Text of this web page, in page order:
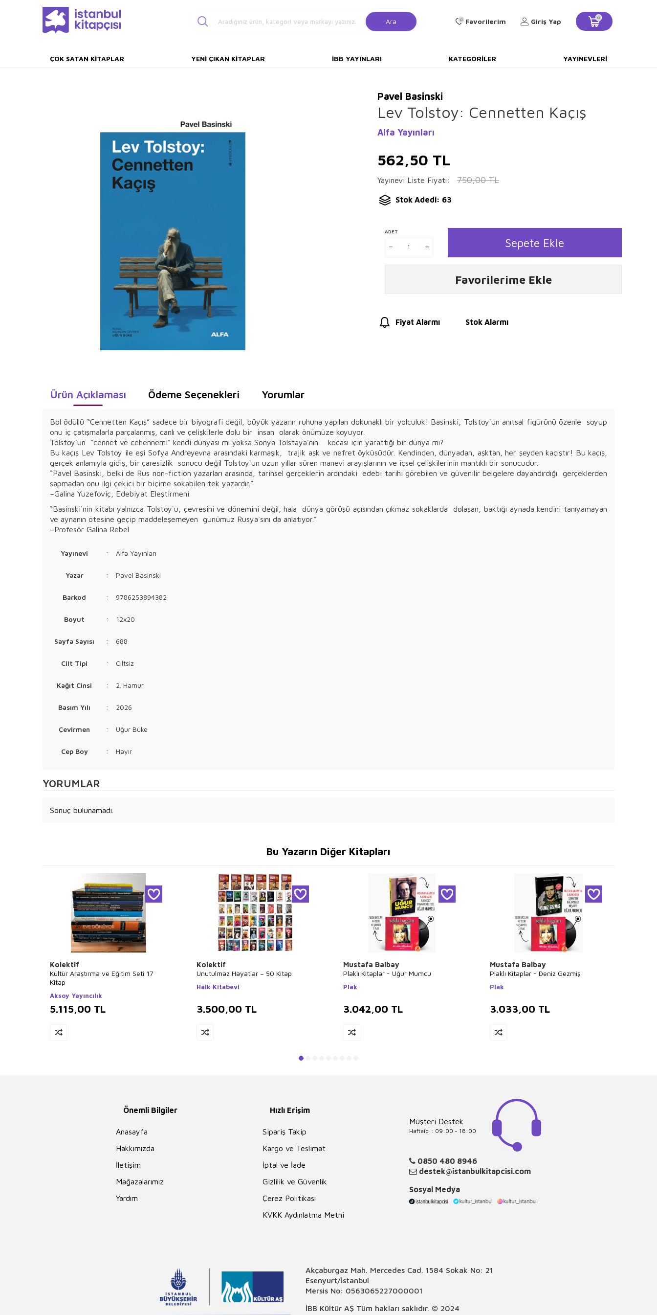
Ara 0 Favorilerim Giriş Yap 0
ÇOK SATAN KITAPLAR YENI ÇIKAN KITAPLAR İBB YAYINLARI KATEGORILER YAYINEVLERI
Pavel Basinski
Lev Tolstoy: Cennetten Kaçış
Alfa Yayınları
562,50 TL
Yayınevi Liste Fiyatı: 750,00TL
Stok Adedi: 63
ADET
Sepete Ekle
Favorilerime Ekle
Fiyat Alarmı Stok Alarmı
Ürün Açıklaması Ödeme Seçenekleri Yorumlar
Bol ödüllü “Cennetten Kaçış” sadece bir biyografi değil, büyük yazarın ruhuna yapılan dokunaklı bir yolculuk! Basinski, Tolstoy`un anıtsal figürünü özenle soyup
onu iç çatışmalarla parçalanmış, canlı ve çelişkilerle dolu bir insan olarak önümüze koyuyor.
Tolstoy`un “cennet ve cehennemi” kendi dünyası mı yoksa Sonya Tolstaya`nın kocası için yarattığı bir dünya mı?
Bu kaçış Lev Tolstoy ile eşi Sofya Andreyevna arasındaki karmaşık, trajik aşk ve nefret öyküsüdür. Kendinden, dünyadan, aşktan, her şeyden kaçıştır! Bu kaçış,
gerçek anlamıyla gidiş, bir çaresizlik sonucu değil Tolstoy`un uzun yıllar süren manevi arayışlarının ve içsel çelişkilerinin mantıklı bir sonucudur.
“Pavel Basinski, belki de Rus non-fiction yazarları arasında, tarihsel gerçeklerin ardındaki edebi tarihi görebilen ve güvenilir belgelere dayandırdığı gerçeklerden
sapmadan onu ilgi çekici bir biçime sokabilen tek yazardır.”
–Galina Yuzefoviç, Edebiyat Eleştirmeni
“Basinski`nin kitabı yalnızca Tolstoy`u, çevresini ve dönemini değil, hala dünya görüşü açısından çıkmaz sokaklarda dolaşan, baktığı aynada kendini tanıyamayan
ve aynanın ötesine geçip maddeleşemeyen günümüz Rusya`sını da anlatıyor.”
–Profesör Galina Rebel
Yayınevi : Alfa Yayınları
Yazar : Pavel Basinski
Barkod : 9786253894382
Boyut : 12x20
Sayfa Sayısı : 688
Cilt Tipi : Ciltsiz
Kağıt Cinsi : 2. Hamur
Basım Yılı : 2026
Çevirmen : Uğur Büke
Cep Boy : Hayır
YORUMLAR
Sonuç bulunamadı.
Bu Yazarın Diğer Kitapları
Kolektif
Kültür Araştırma ve Eğitim Seti 17
Kitap
Aksoy Yayıncılık
5.115,00 TL
Kolektif
Unutulmaz Hayatlar – 50 Kitap
Halk Kitabevi
3.500,00 TL
Mustafa Balbay
Plaklı Kitaplar - Uğur Mumcu
Plak
3.042,00 TL
Mustafa Balbay
Plaklı Kitaplar - Deniz Gezmiş
Plak
3.033,00 TL
Önemli Bilgiler
Anasayfa
Hakkımızda
İletişim
Mağazalarımız
Yardım
Hızlı Erişim
Sipariş Takip
Kargo ve Teslimat
İptal ve İade
Gizlilik ve Güvenlik
Çerez Politikası
KVKK Aydınlatma Metni
Müşteri Destek
Haftaiçi : 09:00 - 18:00
0850 480 8946
destek@istanbulkitapcisi.com
Sosyal Medya
Akçaburgaz Mah. Mercedes Cad. 1584 Sokak No: 21
Esenyurt/İstanbul
Mersis No: 0563065227000001
İBB Kültür AŞ Tüm hakları saklıdır. © 2024